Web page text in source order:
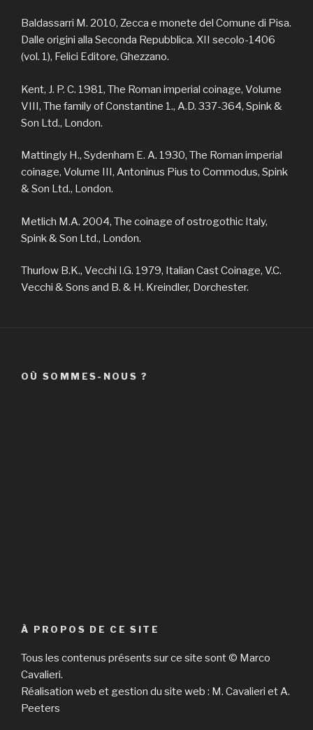
Baldassarri M. 2010, Zecca e monete del Comune di Pisa.
Dalle origini alla Seconda Repubblica. XII secolo-1406
(vol. 1), Felici Editore, Ghezzano.
Kent, J. P. C. 1981, The Roman imperial coinage, Volume
VIII, The family of Constantine 1., A.D. 337-364, Spink &
Son Ltd., London.
Mattingly H., Sydenham E. A. 1930, The Roman imperial
coinage, Volume III, Antoninus Pius to Commodus, Spink
& Son Ltd., London.
Metlich M.A. 2004, The coinage of ostrogothic Italy,
Spink & Son Ltd., London.
Thurlow B.K., Vecchi I.G. 1979, Italian Cast Coinage, V.C.
Vecchi & Sons and B. & H. Kreindler, Dorchester.
OÙ SOMMES-NOUS ?
À PROPOS DE CE SITE
Tous les contenus présents sur ce site sont © Marco
Cavalieri.
Réalisation web et gestion du site web : M. Cavalieri et A.
Peeters